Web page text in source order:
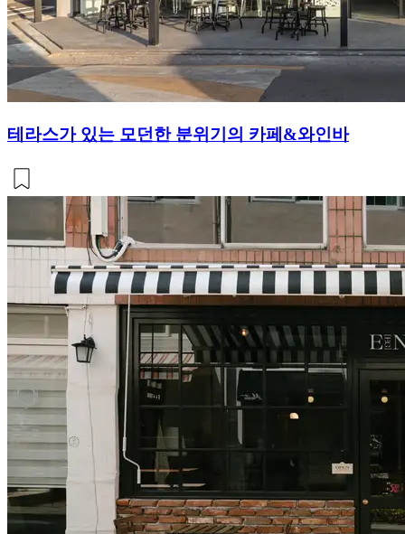
테라스가 있는 모던한 분위기의 카페&와인바